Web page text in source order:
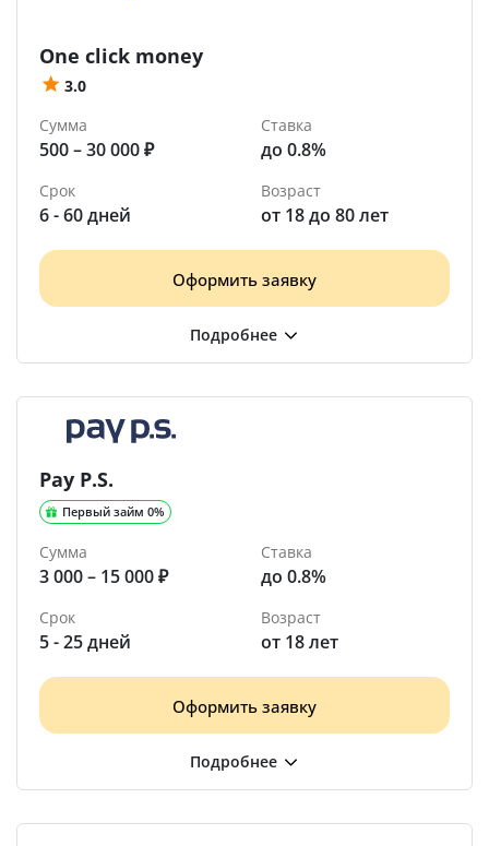
One click money
3.0
Сумма
500 – 30 000 ₽
Ставка
до 0.8%
Срок
6 - 60 дней
Возраст
от 18 до 80 лет
Оформить заявку
Pay P.S.
Первый займ 0%
Сумма
3 000 – 15 000 ₽
Ставка
до 0.8%
Срок
5 - 25 дней
Возраст
от 18 лет
Оформить заявку